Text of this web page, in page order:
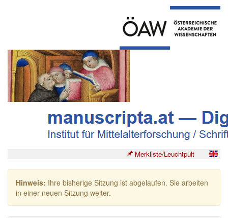
Merkliste/Leuchtpult
Hinweis: Ihre bisherige Sitzung ist abgelaufen. Sie arbeiten
in einer neuen Sitzung weiter.